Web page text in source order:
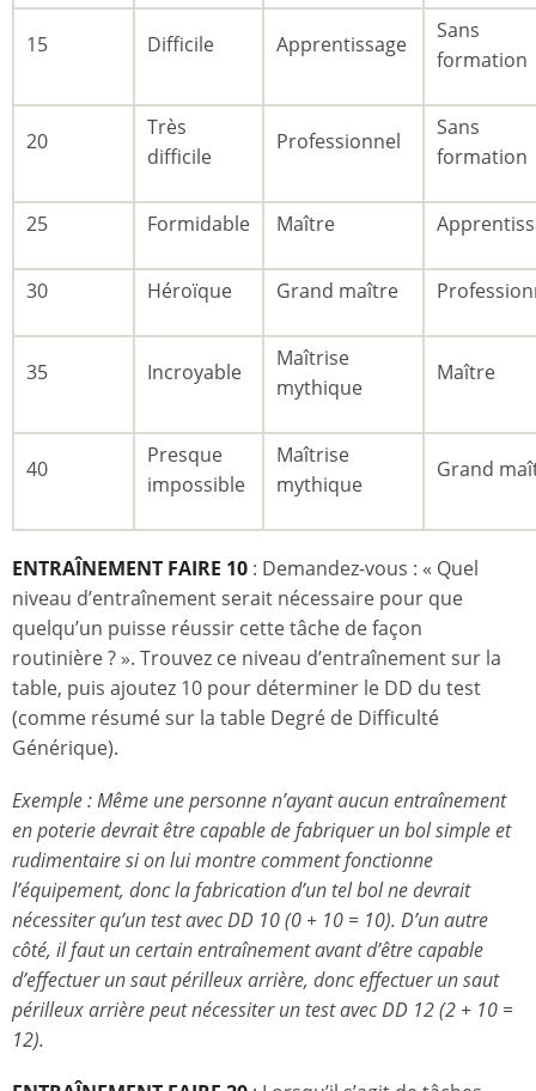
15 Difficile Apprentissage
Sans
formation
20
Très
difficile
Professionnel
Sans
formation
25 Formidable Maître
30 Héroïque Grand maître
35 Incroyable
Maîtrise
mythique
Maître
40
Presque
impossible
Maîtrise
mythique
Grand
ENTRAÎNEMENT FAIRE 10 : Demandez-vous : « Quel
niveau d’entraînement serait nécessaire pour que
quelqu’un puisse réussir cette tâche de façon
routinière ? ». Trouvez ce niveau d’entraînement sur la
table, puis ajoutez 10 pour déterminer le DD du test
(comme résumé sur la table Degré de Difficulté
Générique).
Exemple : Même une personne n’ayant aucun entraînement
en poterie devrait être capable de fabriquer un bol simple et
rudimentaire si on lui montre comment fonctionne
l’équipement, donc la fabrication d’un tel bol ne devrait
nécessiter qu’un test avec DD 10 (0 + 10 = 10). D’un autre
côté, il faut un certain entraînement avant d’être capable
d’effectuer un saut périlleux arrière, donc effectuer un saut
périlleux arrière peut nécessiter un test avec DD 12 (2 + 10 =
12).